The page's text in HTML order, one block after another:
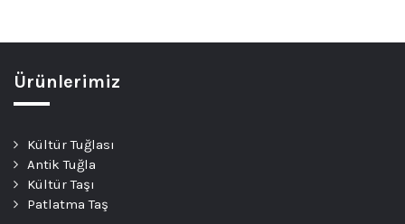
Ürünlerimiz
Kültür Tuğlası
Antik Tuğla
Kültür Taşı
Patlatma Taş